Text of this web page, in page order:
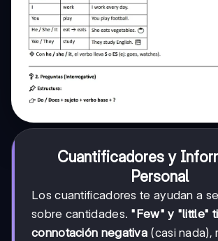
Cuantificadores y
Personal
Los cuantificadores te ayudan a
sobre cantidades. "Few" y "little"
connotación negativa (casi nada),